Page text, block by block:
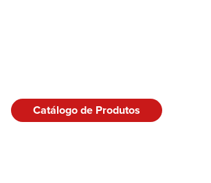
Catálogo de Produtos